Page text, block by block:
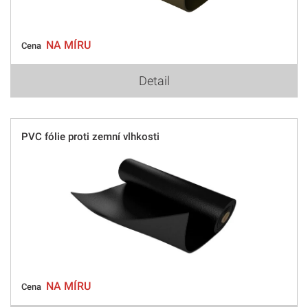
Cena NA MÍRU
Detail
PVC fólie proti zemní vlhkosti
Cena NA MÍRU